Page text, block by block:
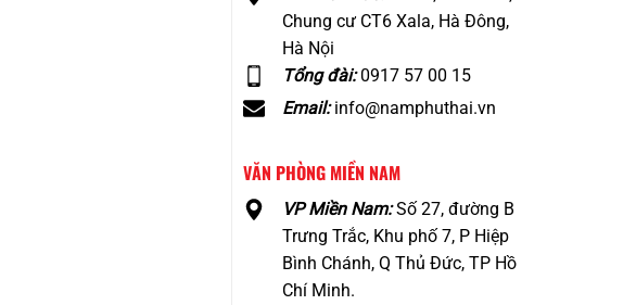
Chung cư CT6 Xala, Hà Đông,
Hà Nội
Tổng đài:0917 57 00 15
Email:info@namphuthai.vn
VĂN PHÒNG MIỀN NAM
VP Miền Nam:Số 27, đường B
Trưng Trắc, Khu phố 7, P Hiệp
Bình Chánh, Q Thủ Đức, TP Hồ
Chí Minh.